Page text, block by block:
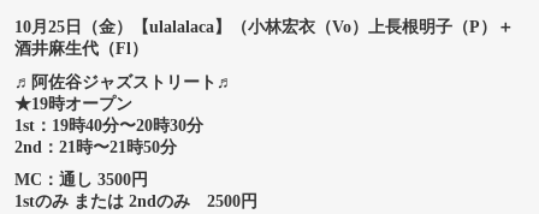
10月25日（金）【ulalalaca】（小林宏衣（Vo）上長根明子（P）＋
酒井麻生代（Fl）
♬阿佐谷ジャズストリート♬
★19時オープン
1st：19時40分〜20時30分
2nd：21時〜21時50分
MC：通し 3500円
1stのみ または 2ndのみ 2500円